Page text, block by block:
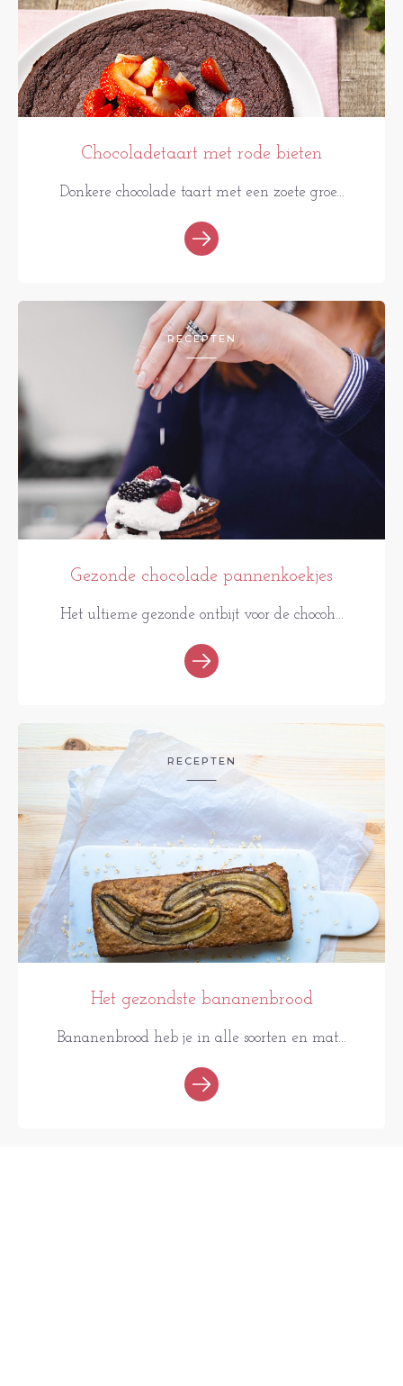
Chocoladetaart met rode bieten
Donkere chocolade taart met een zoete groe...
RECEPTEN
Gezonde chocolade pannenkoekjes
Het ultieme gezonde ontbijt voor de chocoh...
RECEPTEN
Het gezondste bananenbrood
Bananenbrood heb je in alle soorten en mat...